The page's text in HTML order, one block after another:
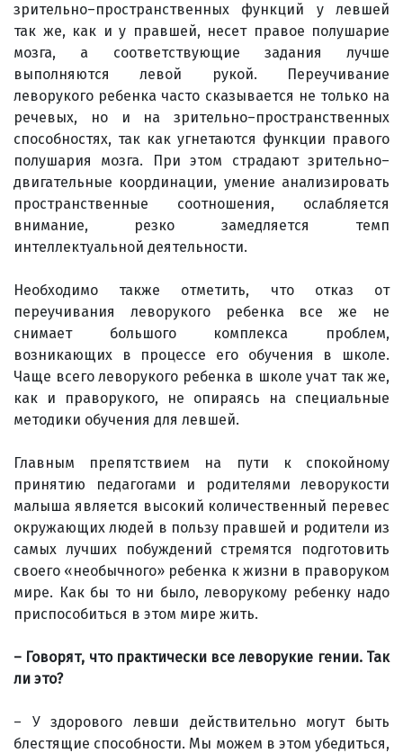
зрительно–пространственных функций у левшей
так же, как и у правшей, несет правое полушарие
мозга, а соответствующие задания лучше
выполняются левой рукой. Переучивание
леворукого ребенка часто сказывается не только на
речевых, но и на зрительно–пространственных
способностях, так как угнетаются функции правого
полушария мозга. При этом страдают зрительно–
двигательные координации, умение анализировать
пространственные соотношения, ослабляется
внимание, резко замедляется темп
интеллектуальной деятельности.
Необходимо также отметить, что отказ от
переучивания леворукого ребенка все же не
снимает большого комплекса проблем,
возникающих в процессе его обучения в школе.
Чаще всего леворукого ребенка в школе учат так же,
как и праворукого, не опираясь на специальные
методики обучения для левшей.
Главным препятствием на пути к спокойному
принятию педагогами и родителями леворукости
малыша является высокий количественный перевес
окружающих людей в пользу правшей и родители из
самых лучших побуждений стремятся подготовить
своего «необычного» ребенка к жизни в праворуком
мире. Как бы то ни было, леворукому ребенку надо
приспособиться в этом мире жить.
– Говорят, что практически все леворукие гении. Так
ли это?
– У здорового левши действительно могут быть
блестящие способности. Мы можем в этом убедиться,